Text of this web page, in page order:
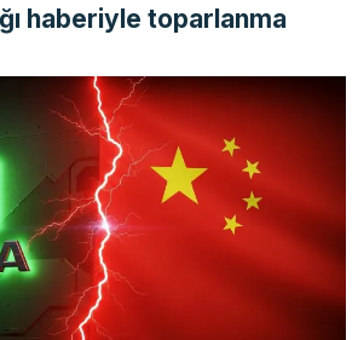
haberiyle toparlanma